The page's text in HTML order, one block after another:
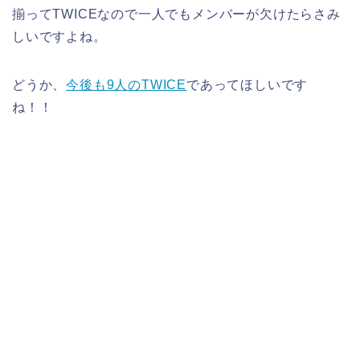
揃ってTWICEなので一人でもメンバーが欠けたらさみ
しいですよね。
どうか、今後も9人のTWICEであってほしいです
ね！！